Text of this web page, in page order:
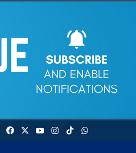
Facebook YouTubeInstagram
TikTok